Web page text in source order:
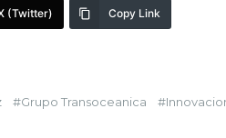
(Twitter) Copy Link
Grupo Transoceanica